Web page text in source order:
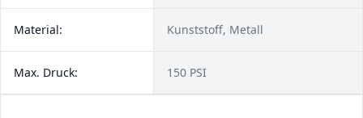
Material: Kunststoff, Metall
Max. Druck: 150 PSI